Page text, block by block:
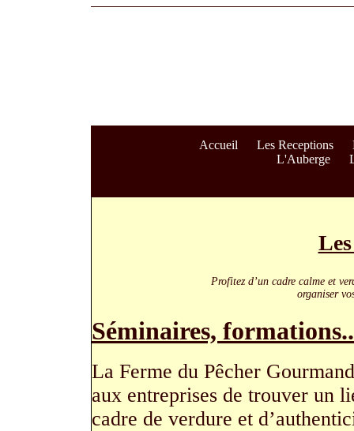
Accueil Les Receptions
L'Auberge
Profitez d’un cadre calme et
organiser
Séminaires,
La Ferme du Pêcher
aux entreprises de trouver un
cadre de verdure et